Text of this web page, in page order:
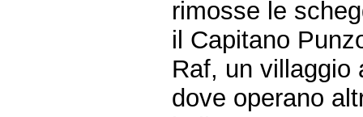
rimosse le
il Capitano
Raf, un villaggio
dove operano